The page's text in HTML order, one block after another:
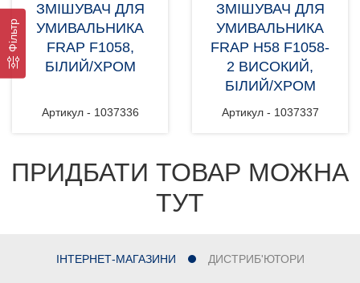
Фільтр
ЗМІШУВАЧ ДЛЯ
УМИВАЛЬНИКА
FRAP F1058,
БІЛИЙ/ХРОМ
Артикул - 1037336
ЗМІШУВАЧ ДЛЯ
УМИВАЛЬНИКА
FRAP H58 F1058-
2 ВИСОКИЙ,
БІЛИЙ/ХРОМ
Артикул - 1037337
ПРИДБАТИ ТОВАР МОЖНА
ТУТ
ІНТЕРНЕТ-МАГАЗИНИ ДИСТРИБ'ЮТОРИ